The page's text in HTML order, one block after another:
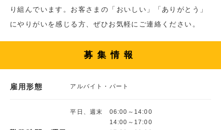
り組んでいます。お客さまの「おいしい」「ありがとう」
にやりがいを感じる方、ぜひお気軽にご連絡ください。
募集情報
雇用形態 アルバイト・パート
平日、週末 06:00～14:00
14:00～17:00